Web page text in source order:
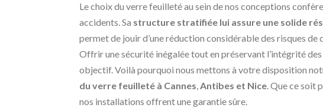
Le choix du verre feuilleté au sein de nos conceptions
accidents. Sa structure stratifiée lui assure une solide
permet de jouir d’une réduction considérable des risques
Offrir une sécurité inégalée tout en préservant l’intégrité
objectif. Voilà pourquoi nous mettons à votre disposition
du verre feuilleté à Cannes,Antibes et Nice. Que ce soit
nos installations offrent une garantie sûre.